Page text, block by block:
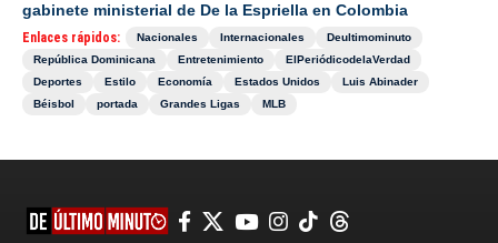
gabinete ministerial de De la Espriella en Colombia
Enlaces rápidos: Nacionales Internacionales
Deultimominuto
República Dominicana
Entretenimiento
ElPeriódicodelaVerdad
Deportes
Estilo Economía Estados Unidos
Luis Abinader
Béisbol
portada Grandes Ligas MLB